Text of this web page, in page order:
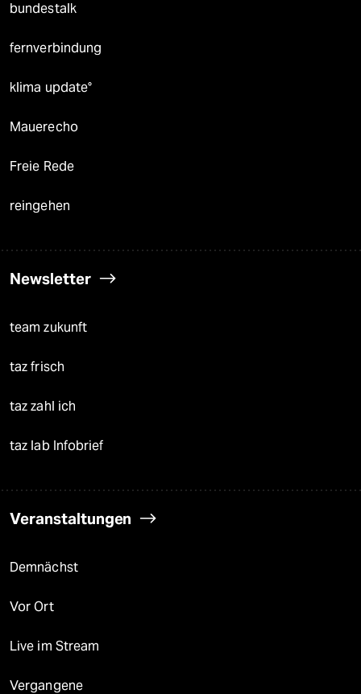
bundestalk
fernverbindung
klima update°
Mauerecho
Freie Rede
reingehen
Newsletter
team zukunft
taz frisch
taz zahl ich
taz lab Infobrief
Veranstaltungen
Demnächst
Vor Ort
Live im Stream
Vergangene